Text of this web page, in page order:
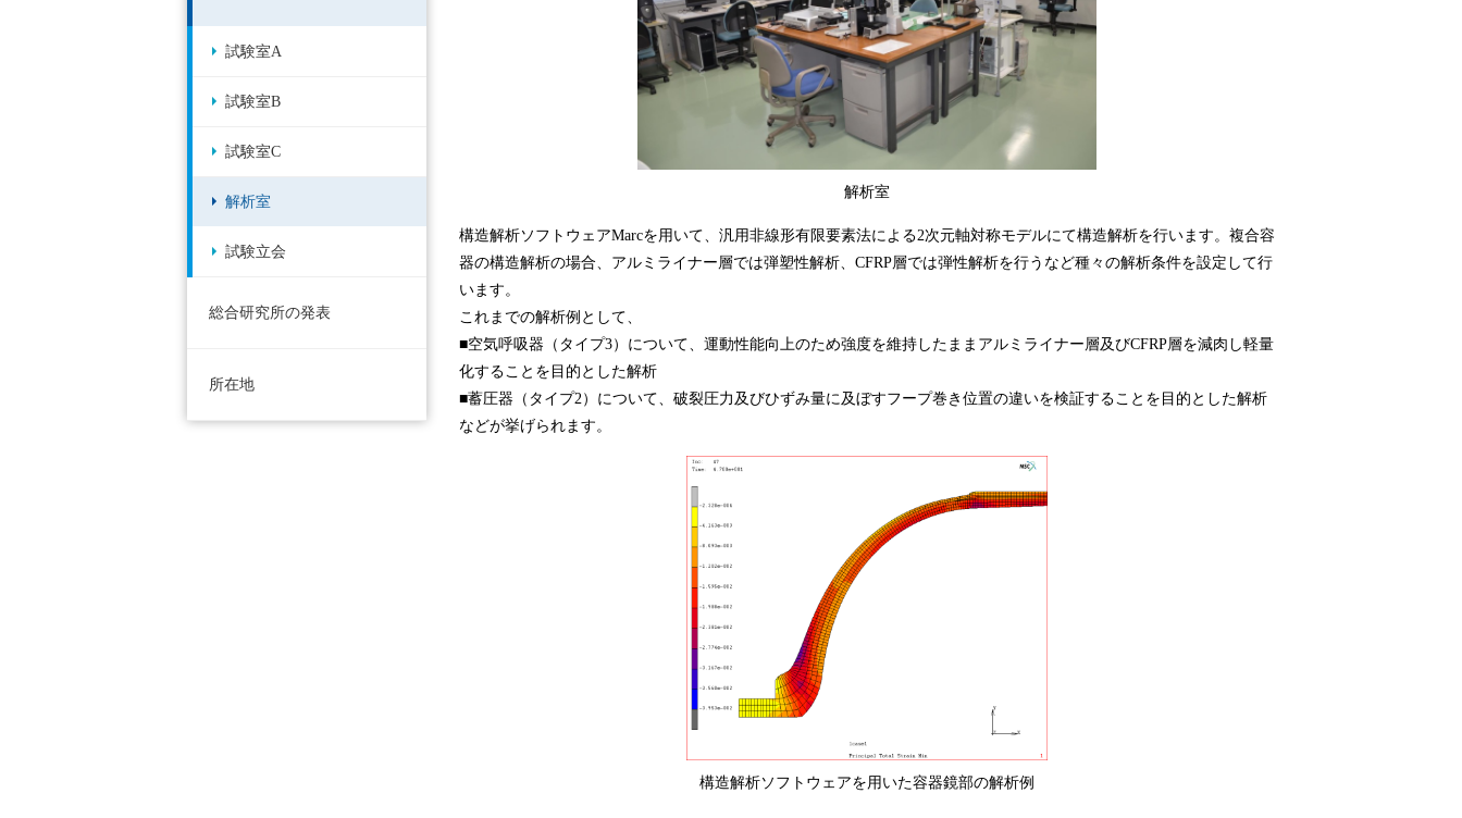
試験室A
試験室B
試験室C
解析室
試験立会
総合研究所の発表
所在地
解析室
構造解析ソフトウェアMarcを用いて、汎用非線形有限要素法による2次元軸対称モデルにて構造解析を行います。複合容
器の構造解析の場合、アルミライナー層では弾塑性解析、CFRP層では弾性解析を行うなど種々の解析条件を設定して行
います。
これまでの解析例として、
■空気呼吸器（タイプ3）について、運動性能向上のため強度を維持したままアルミライナー層及びCFRP層を減肉し軽量
化することを目的とした解析
■蓄圧器（タイプ2）について、破裂圧力及びひずみ量に及ぼすフープ巻き位置の違いを検証することを目的とした解析
などが挙げられます。
構造解析ソフトウェアを用いた容器鏡部の解析例